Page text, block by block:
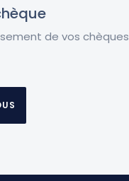
de vos